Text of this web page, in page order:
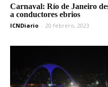
Carnaval: Río de Janeiro
a conductores ebrios
ICNDiario - 20 febrero, 2023